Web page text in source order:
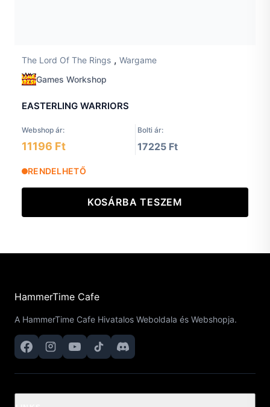
The Lord Of The Rings , Wargame
Games Workshop
EASTERLING WARRIORS
Webshop ár: Bolti ár:
11196 Ft 17225 Ft
RENDELHETŐ
KOSÁRBA TESZEM
HammerTime Cafe
A HammerTime Cafe Hivatalos Weboldala és Webshopja.